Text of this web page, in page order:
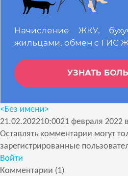
Начисление ЖКУ,
жильцами, обмен с ГИС
УЗНАТЬ
<Без имени>
21.02.202210:0021 февраля 2022
Оставлять комментарии могут
зарегистрированные
Войти
Комментарии (1)